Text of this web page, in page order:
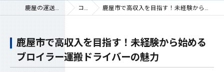
鹿屋の運送は株式会社山坂 コラム 鹿屋市で高収入を目指す！未経験から始めるブロイラー運搬ドライバーの魅力
鹿屋市で高収入を目指す！未経験から始める
ブロイラー運搬ドライバーの魅力